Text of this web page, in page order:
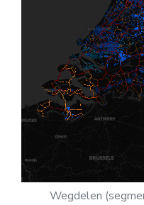
Wegdelen